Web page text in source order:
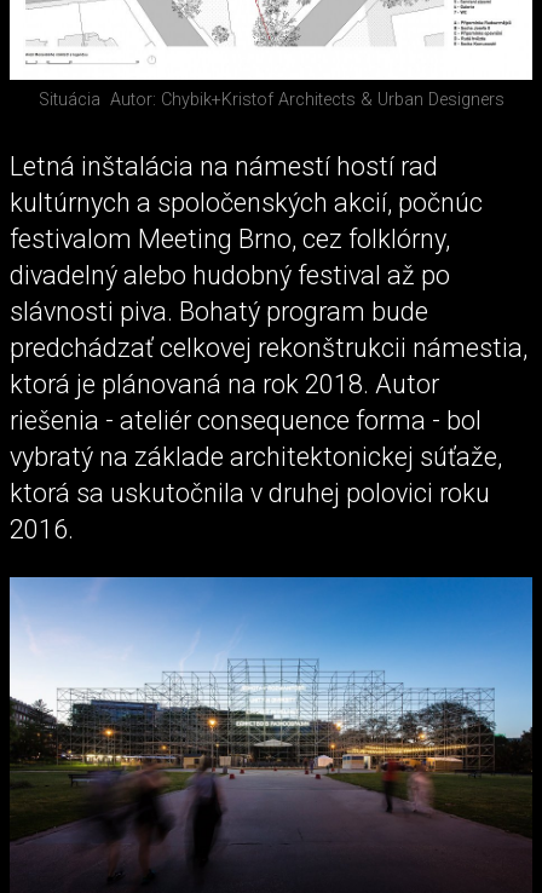
Situácia Autor: Chybik+Kristof Architects & Urban Designers
Letná inštalácia na námestí hostí rad
kultúrnych a spoločenských akcií, počnúc
festivalom Meeting Brno, cez folklórny,
divadelný alebo hudobný festival až po
slávnosti piva. Bohatý program bude
predchádzať celkovej rekonštrukcii námestia,
ktorá je plánovaná na rok 2018. Autor
riešenia - ateliér consequence forma - bol
vybratý na základe architektonickej súťaže,
ktorá sa uskutočnila v druhej polovici roku
2016.